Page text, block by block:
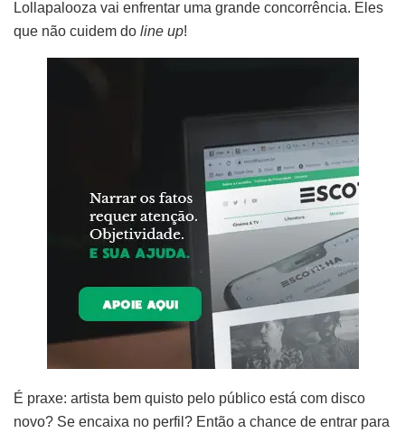
Lollapalooza vai enfrentar uma grande concorrência. Eles
que não cuidem do line up!
É praxe: artista bem quisto pelo público está com disco
novo? Se encaixa no perfil? Então a chance de entrar para